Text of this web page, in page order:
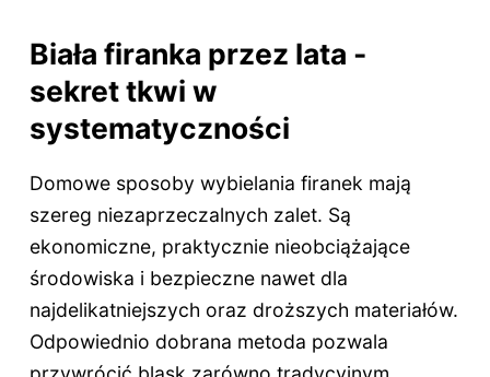
Biała firanka przez lata -
sekret tkwi w
systematyczności
Domowe sposoby wybielania firanek mają
szereg niezaprzeczalnych zalet. Są
ekonomiczne, praktycznie nieobciążające
środowiska i bezpieczne nawet dla
najdelikatniejszych oraz droższych materiałów.
Odpowiednio dobrana metoda pozwala